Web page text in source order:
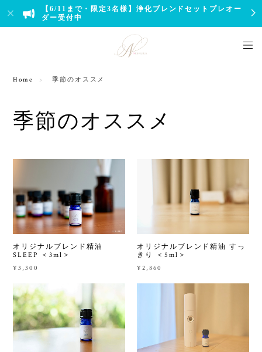
【6/11まで・限定3名様】浄化ブレンドセットプレオー
ダー受付中
Home 季節のオススメ
季節のオススメ
オリジナルブレンド精油
SLEEP ＜3ml＞
¥3,300
オリジナルブレンド精油 すっ
きり ＜5ml＞
¥2,860